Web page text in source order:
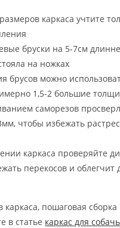
каркаса учтите
бруски на 5-7см
на ножках
брусов можно
1,5-2 большие
саморезов
чтобы избежать
каркаса проверяйте
перекосов и
каркаса, пошаговая сборка
в статье каркас для